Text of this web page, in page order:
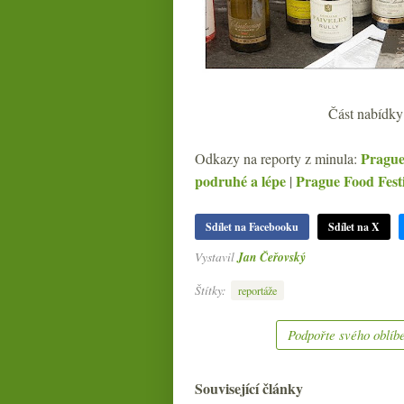
Část
Odkazy na reporty z minula:
podruhé a lépe | Prague Food
Sdílet na Facebooku Sdílet na X
VystavilJan Čeřovský
Štítky:
reportáže
Podpořte svého
Související články